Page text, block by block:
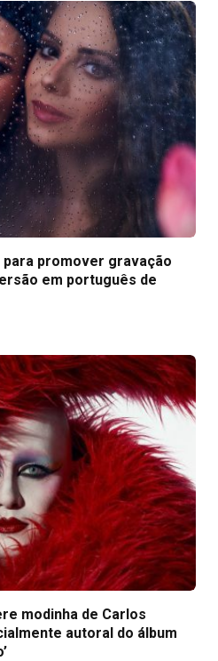
promover gravação
em português de
modinha de Carlos
autoral do álbum